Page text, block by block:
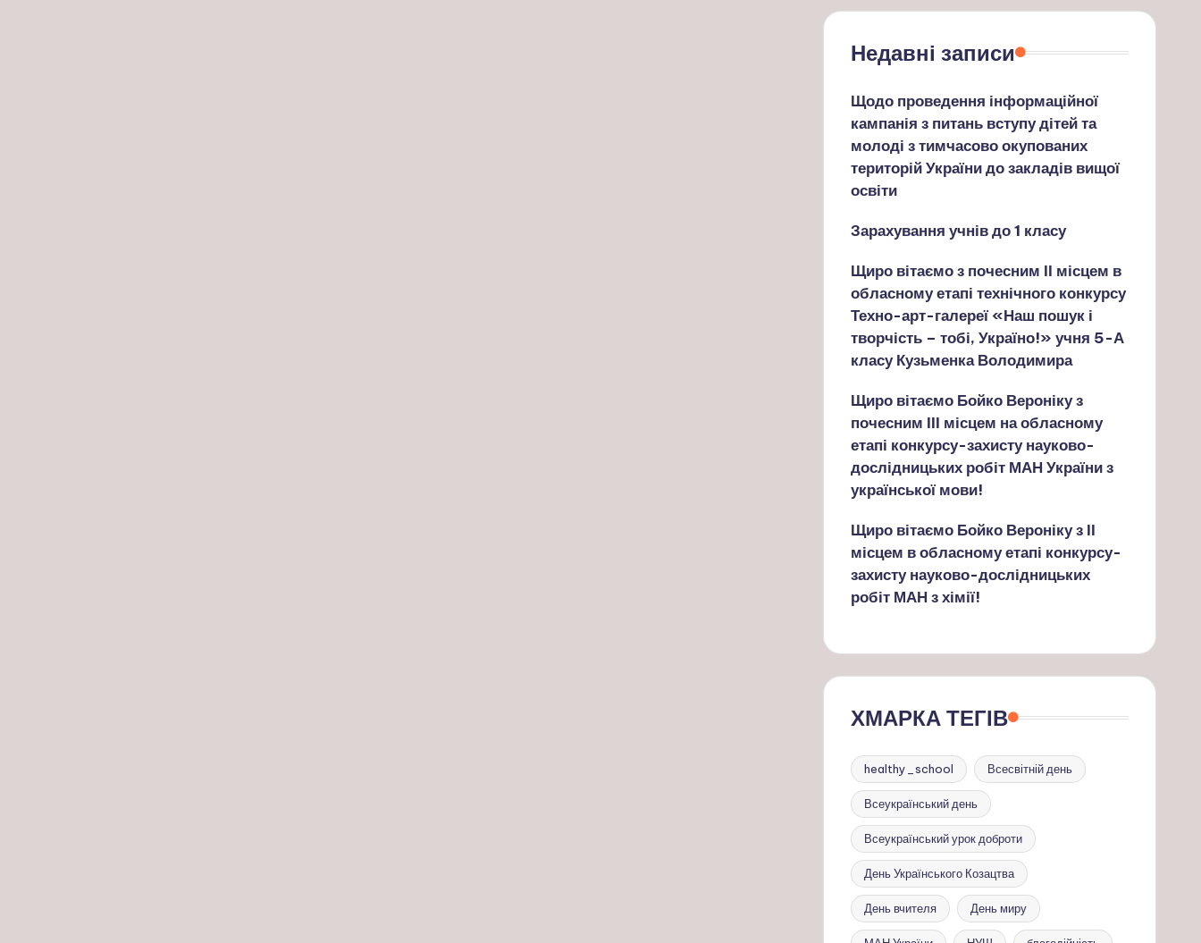
Недавні записи
Щодо проведення інформаційної
кампанія з питань вступу дітей та
молоді з тимчасово окупованих
територій України до закладів вищої
освіти
Зарахування учнів до 1 класу
Щиро вітаємо з почесним ІІ місцем в
обласному етапі технічного конкурсу
Техно-арт-галереї «Наш пошук і
творчість – тобі, Україно!» учня 5-А
класу Кузьменка Володимира
Щиро вітаємо Бойко Вероніку з
почесним ІІІ місцем на обласному
етапі конкурсу-захисту науково-
дослідницьких робіт МАН України з
української мови!
Щиро вітаємо Бойко Вероніку з ІІ
місцем в обласному етапі конкурсу-
захисту науково-дослідницьких
робіт МАН з хімії!
ХМАРКА ТЕГІВ
healthy_school Всесвітній день
Всеукраїнський день
Всеукраїнський урок доброти
День Українського Козацтва
День вчителя День миру